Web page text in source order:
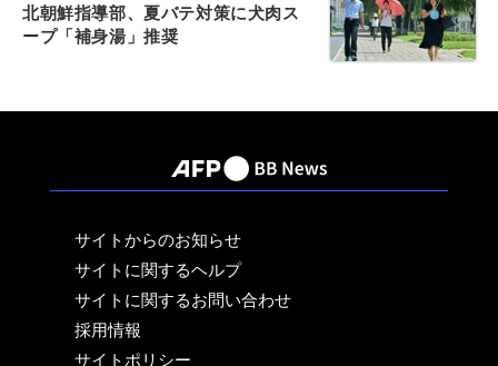
北朝鮮指導部、夏バテ対策に犬肉ス
ープ「補身湯」推奨
サイトからのお知らせ
サイトに関するヘルプ
サイトに関するお問い合わせ
採用情報
サイトポリシー